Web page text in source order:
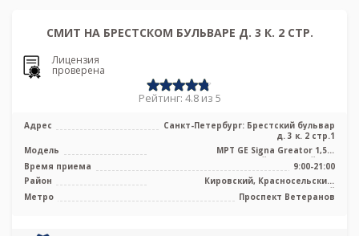
СМИТ НА БРЕСТСКОМ БУЛЬВАРЕ Д. 3 К. 2 СТР.
Лицензия
проверена
Рейтинг: 4.8 из 5
Адрес
Санкт-Петербург: Брестский бульвар
д. 3 к. 2 стр.1
Модель
МРТ GE Signa Greator 1,5 т
высокопольный закрытый тип
Время приема
9:00-21:00
Район
Кировский, Красносельский,
Петродворцовый
Метро Проспект Ветеранов